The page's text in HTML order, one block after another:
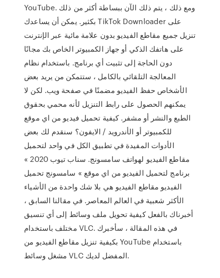
YouTube. ومع ذلك ، يتم ذلك الآن ببساطة أكثر من ذلك
بكثير. يمكن أن يساعدك TikTok Downloader على
تنزيل جميع مقاطع الفيديو بدون علامة مائية عبر الإنترنت
على هاتفك الذكي أو جهاز الكمبيوتر الخاص بك مجانًا
دون الحاجة إلى تثبيت أي برنامج. باستخدام نظام
المعالجة التلقائي بالكامل ، ستتمكن من يريد بعض
الأشخاص حفظ الفيديو مضمنًا في صفحة ويب. لكن لا
يمكنهم الحصول على رابط التنزيل لأنه محمي بحقوق
الطبع والنشر أو مشفر. كيفية تحميل فيديو من اي موقع
للكمبيوتر أو الأندرويد / الايفون؟ سنقدم لك بعض
الأدوات المفيدة في تطبيق الكل في واحد لتحميل
مقاطع الفيديو لهواتف سامسونج. سناب تيوب 2020 »
برنامج لتحميل الفيديو من اي موقع » سامسونج تحميل
الفيديو مقاطع الفيديو هي بلا شك واحدة من الأشياء
الأكثر شعبية في العالم المعاصر. في مقالنا السابق ،
أخبرناك بالفعل كيفية تحويل ملف وسائط إلى أي تنسيق
مختلف باستخدام VLC. في هذه المقالة ، سأخبرك
بكيفية تنزيل مقاطع الفيديو من YouTube باستخدام
مشغل وسائط VLC المفضل لديك.